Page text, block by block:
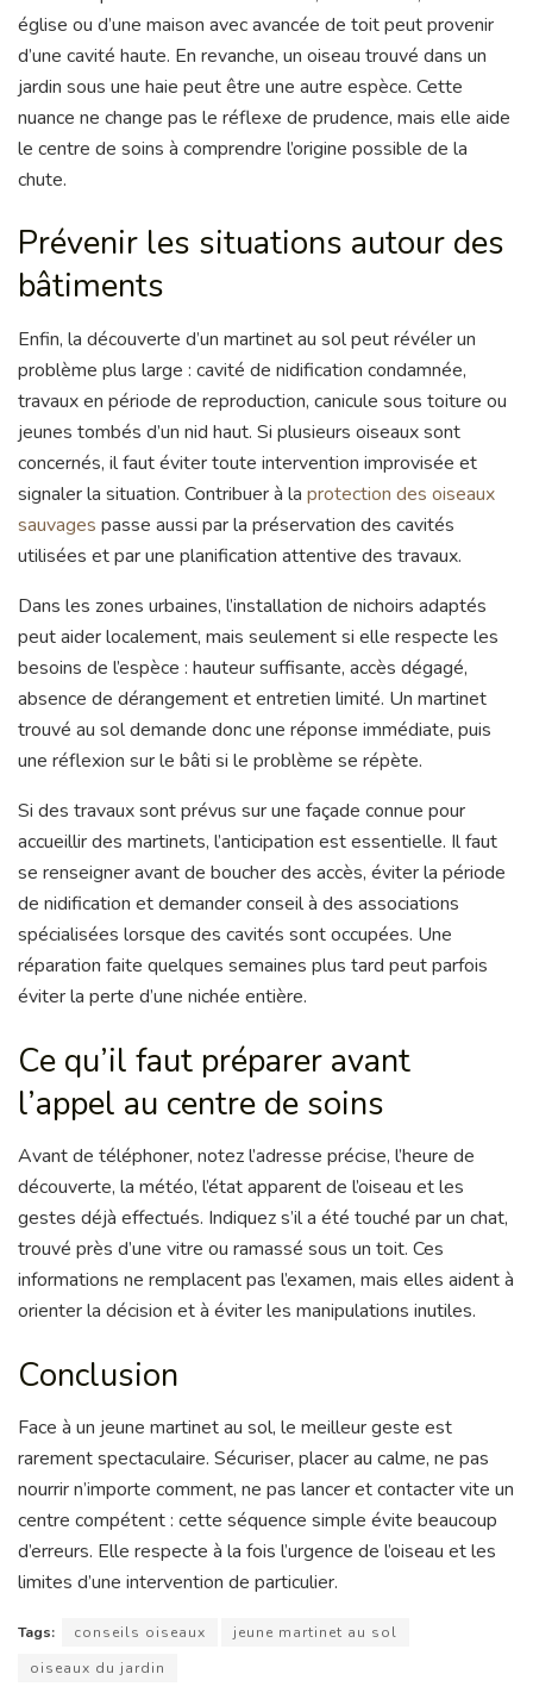
église ou d’une maison avec avancée de toit peut provenir
d’une cavité haute. En revanche, un oiseau trouvé dans un
jardin sous une haie peut être une autre espèce. Cette
nuance ne change pas le réflexe de prudence, mais elle aide
le centre de soins à comprendre l’origine possible de la
chute.
Prévenir les situations autour des
bâtiments
Enfin, la découverte d’un martinet au sol peut révéler un
problème plus large : cavité de nidification condamnée,
travaux en période de reproduction, canicule sous toiture ou
jeunes tombés d’un nid haut. Si plusieurs oiseaux sont
concernés, il faut éviter toute intervention improvisée et
signaler la situation. Contribuer à la protection des oiseaux
sauvages passe aussi par la préservation des cavités
utilisées et par une planification attentive des travaux.
Dans les zones urbaines, l’installation de nichoirs adaptés
peut aider localement, mais seulement si elle respecte les
besoins de l’espèce : hauteur suffisante, accès dégagé,
absence de dérangement et entretien limité. Un martinet
trouvé au sol demande donc une réponse immédiate, puis
une réflexion sur le bâti si le problème se répète.
Si des travaux sont prévus sur une façade connue pour
accueillir des martinets, l’anticipation est essentielle. Il faut
se renseigner avant de boucher des accès, éviter la période
de nidification et demander conseil à des associations
spécialisées lorsque des cavités sont occupées. Une
réparation faite quelques semaines plus tard peut parfois
éviter la perte d’une nichée entière.
Ce qu’il faut préparer avant
l’appel au centre de soins
Avant de téléphoner, notez l’adresse précise, l’heure de
découverte, la météo, l’état apparent de l’oiseau et les
gestes déjà effectués. Indiquez s’il a été touché par un chat,
trouvé près d’une vitre ou ramassé sous un toit. Ces
informations ne remplacent pas l’examen, mais elles aident à
orienter la décision et à éviter les manipulations inutiles.
Conclusion
Face à un jeune martinet au sol, le meilleur geste est
rarement spectaculaire. Sécuriser, placer au calme, ne pas
nourrir n’importe comment, ne pas lancer et contacter vite un
centre compétent : cette séquence simple évite beaucoup
d’erreurs. Elle respecte à la fois l’urgence de l’oiseau et les
limites d’une intervention de particulier.
Tags: conseils oiseaux
jeune martinet au sol
oiseaux du jardin